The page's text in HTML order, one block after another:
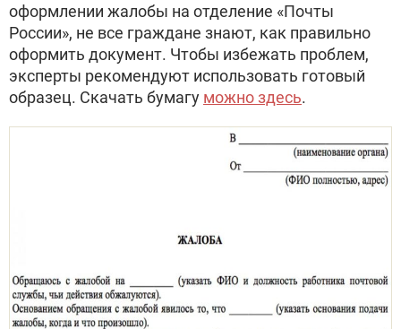
оформлении жалобы на отделение «Почты
России», не все граждане знают, как правильно
оформить документ. Чтобы избежать проблем,
эксперты рекомендуют использовать готовый
образец. Скачать бумагу можно здесь.